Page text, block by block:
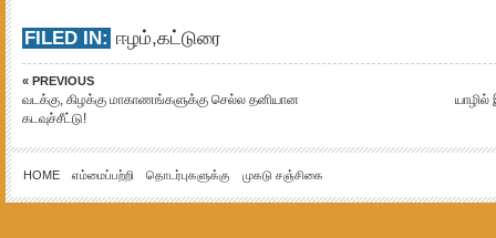
FILED IN: ஈழம்,கட்டுரை
« PREVIOUS
வடக்கு, கிழக்கு மாகாணங்களுக்கு செல்ல தனியான
கடவுச்சீட்டு!
HOME எம்மைப்பற்றி தொடர்புகளுக்கு முகடு சஞ்சிகை